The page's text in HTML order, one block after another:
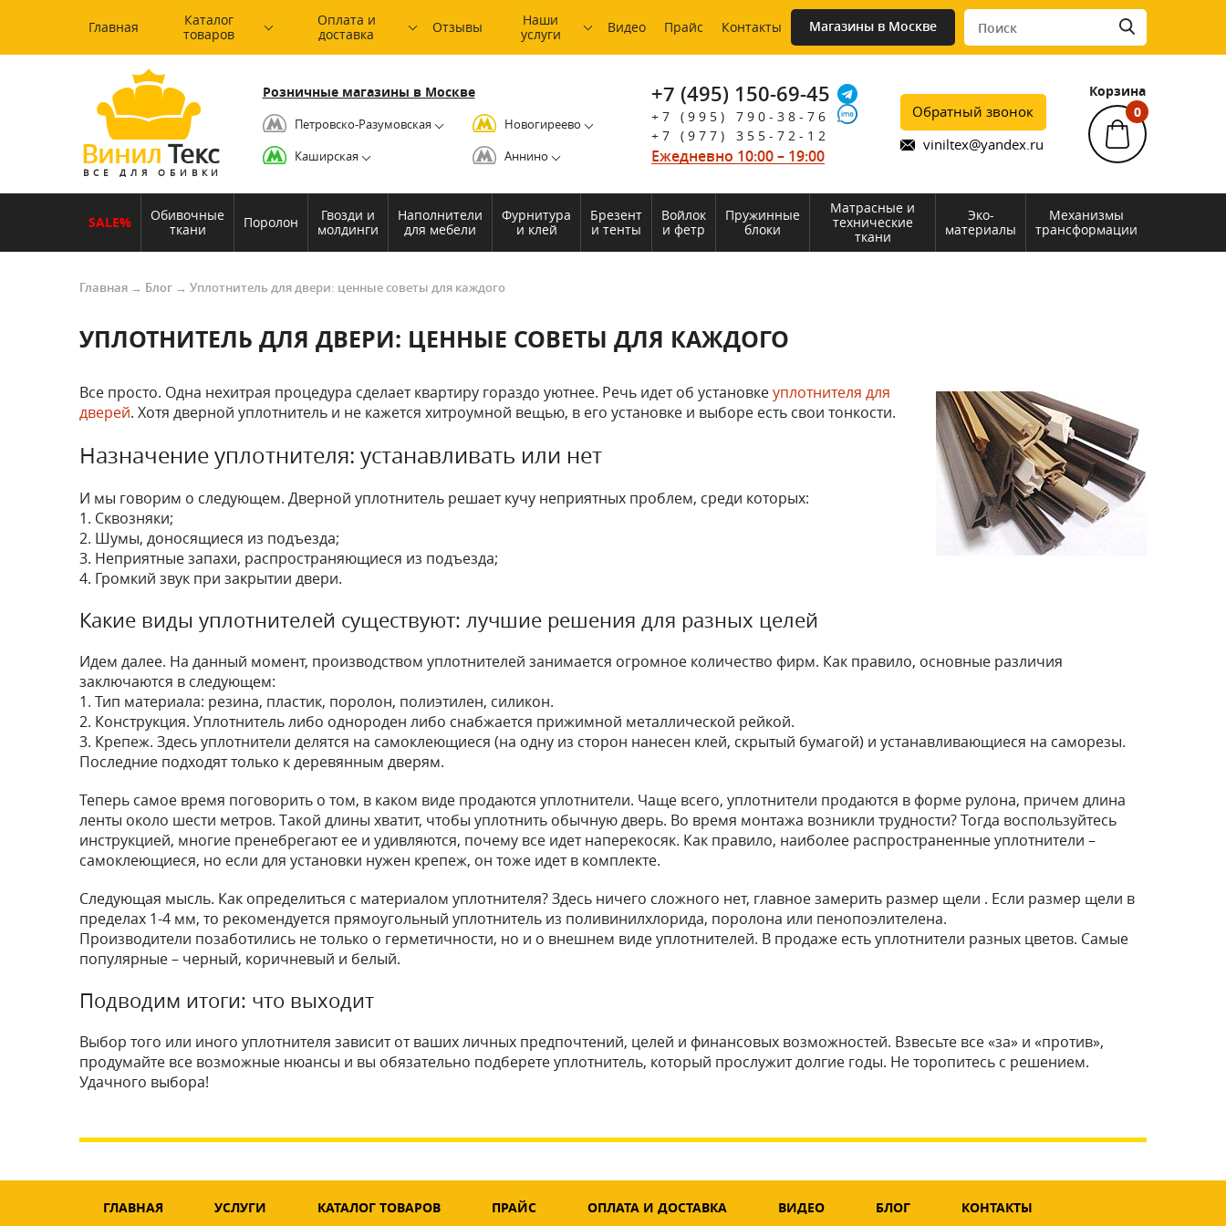
Главная
Каталог
товаров
Оплата и
доставка
Отзывы
Наши
услуги
Видео Прайс Контакты Магазины в Москве
Винил Текс
ВСЕ ДЛЯ ОБИВКИ
Розничные магазины в Москве
Петровско-Разумовская
Каширская
Новогиреево
Аннино
+7 (495) 150-69-45
+7 (995) 790-38-76
+7 (977) 355-72-12
Ежедневно 10:00 – 19:00
Обратный звонок
viniltex@yandex.ru
Корзина
0
SALE%
Обивочные
ткани
Поролон
Гвозди и
молдинги
Наполнители
для мебели
Фурнитура
и клей
Брезент
и тенты
Войлок
и фетр
Пружинные
блоки
Матрасные и
технические
ткани
Эко-
материалы
Механизмы
трансформации
Главная → Блог → Уплотнитель для двери: ценные советы для каждого
УПЛОТНИТЕЛЬ ДЛЯ ДВЕРИ: ЦЕННЫЕ СОВЕТЫ ДЛЯ КАЖДОГО
Все просто. Одна нехитрая процедура сделает квартиру гораздо уютнее. Речь идет об установкеуплотнителя для
дверей. Хотя дверной уплотнитель и не кажется хитроумной вещью, в его установке и выборе есть свои тонкости.
Назначение уплотнителя: устанавливать или нет
И мы говорим о следующем. Дверной уплотнитель решает кучу неприятных проблем, среди которых:
1. Сквозняки;
2. Шумы, доносящиеся из подъезда;
3. Неприятные запахи, распространяющиеся из подъезда;
4. Громкий звук при закрытии двери.
Какие виды уплотнителей существуют: лучшие решения для разных целей
Идем далее. На данный момент, производством уплотнителей занимается огромное количество фирм. Как правило, основные различия
заключаются в следующем:
1. Тип материала: резина, пластик, поролон, полиэтилен, силикон.
2. Конструкция. Уплотнитель либо однороден либо снабжается прижимной металлической рейкой.
3. Крепеж. Здесь уплотнители делятся на самоклеющиеся (на одну из сторон нанесен клей, скрытый бумагой) и устанавливающиеся на саморезы.
Последние подходят только к деревянным дверям.
Теперь самое время поговорить о том, в каком виде продаются уплотнители. Чаще всего, уплотнители продаются в форме рулона, причем длина
ленты около шести метров. Такой длины хватит, чтобы уплотнить обычную дверь. Во время монтажа возникли трудности? Тогда воспользуйтесь
инструкцией, многие пренебрегают ее и удивляются, почему все идет наперекосяк. Как правило, наиболее распространенные уплотнители –
самоклеющиеся, но если для установки нужен крепеж, он тоже идет в комплекте.
Следующая мысль. Как определиться с материалом уплотнителя? Здесь ничего сложного нет, главное замерить размер щели . Если размер щели в
пределах 1-4 мм, то рекомендуется прямоугольный уплотнитель из поливинилхлорида, поролона или пенопоэлителена.
Производители позаботились не только о герметичности, но и о внешнем виде уплотнителей. В продаже есть уплотнители разных цветов. Самые
популярные – черный, коричневый и белый.
Подводим итоги: что выходит
Выбор того или иного уплотнителя зависит от ваших личных предпочтений, целей и финансовых возможностей. Взвесьте все «за» и «против»,
продумайте все возможные нюансы и вы обязательно подберете уплотнитель, который прослужит долгие годы. Не торопитесь с решением.
Удачного выбора!
ГЛАВНАЯ УСЛУГИ КАТАЛОГ ТОВАРОВ ПРАЙС ОПЛАТА И ДОСТАВКА ВИДЕО БЛОГ КОНТАКТЫ